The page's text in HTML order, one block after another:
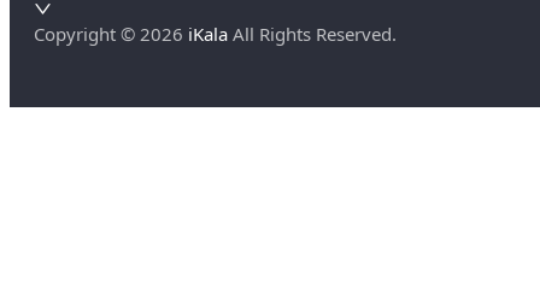
Copyright © 2026 iKala All Rights Reserved.